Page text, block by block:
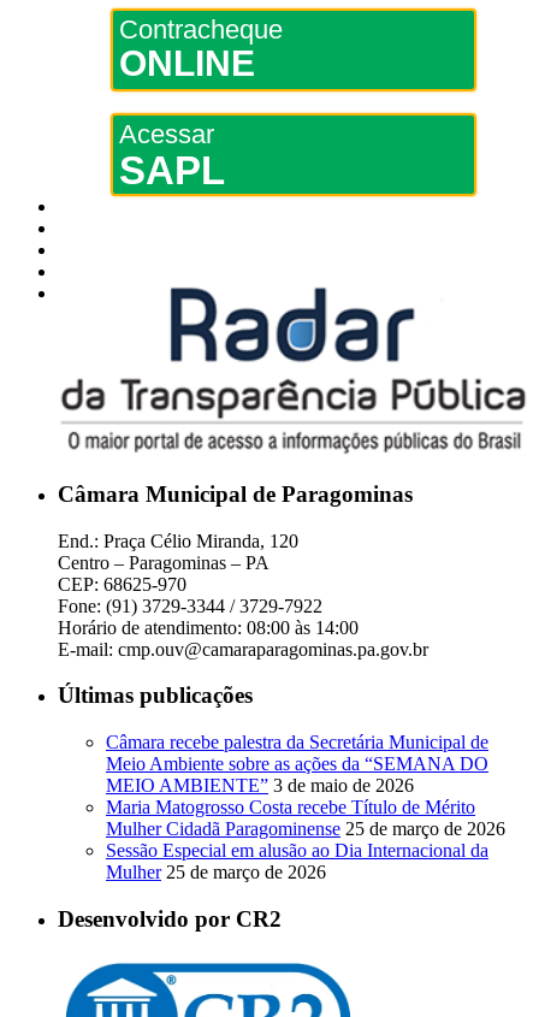
Contracheque
ONLINE
Acessar
SAPL
Câmara Municipal de Paragominas
End.: Praça Célio Miranda, 120
Centro – Paragominas – PA
CEP: 68625-970
Fone: (91) 3729-3344 / 3729-7922
Horário de atendimento: 08:00 às 14:00
E-mail: cmp.ouv@camaraparagominas.pa.gov.br
Últimas publicações
Câmara recebe palestra da Secretária Municipal de
Meio Ambiente sobre as ações da “SEMANA DO
MEIO AMBIENTE” 3 de maio de 2026
Maria Matogrosso Costa recebe Título de Mérito
Mulher Cidadã Paragominense 25 de março de 2026
Sessão Especial em alusão ao Dia Internacional da
Mulher 25 de março de 2026
Desenvolvido por CR2